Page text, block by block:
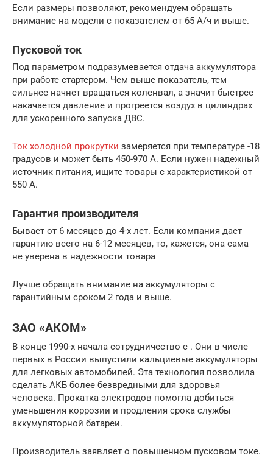
Если размеры позволяют, рекомендуем обращать
внимание на модели с показателем от 65 А/ч и выше.
Пусковой ток
Под параметром подразумевается отдача аккумулятора
при работе стартером. Чем выше показатель, тем
сильнее начнет вращаться коленвал, а значит быстрее
накачается давление и прогреется воздух в цилиндрах
для ускоренного запуска ДВС.
Ток холодной прокрутки замеряется при температуре -18
градусов и может быть 450-970 А. Если нужен надежный
источник питания, ищите товары с характеристикой от
550 А.
Гарантия производителя
Бывает от 6 месяцев до 4-х лет. Если компания дает
гарантию всего на 6-12 месяцев, то, кажется, она сама
не уверена в надежности товара
Лучше обращать внимание на аккумуляторы с
гарантийным сроком 2 года и выше.
ЗАО «АКОМ»
В конце 1990-х начала сотрудничество с . Они в числе
первых в России выпустили кальциевые аккумуляторы
для легковых автомобилей. Эта технология позволила
сделать АКБ более безвредными для здоровья
человека. Прокатка электродов помогла добиться
уменьшения коррозии и продления срока службы
аккумуляторной батареи.
Производитель заявляет о повышенном пусковом токе.